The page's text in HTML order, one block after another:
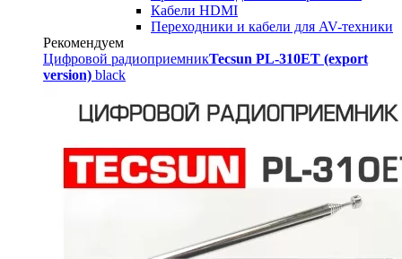
Кабели HDMI
Переходники и кабели для AV-техники
Рекомендуем
Цифровой радиоприемникTecsun PL-310ET (export
version) black